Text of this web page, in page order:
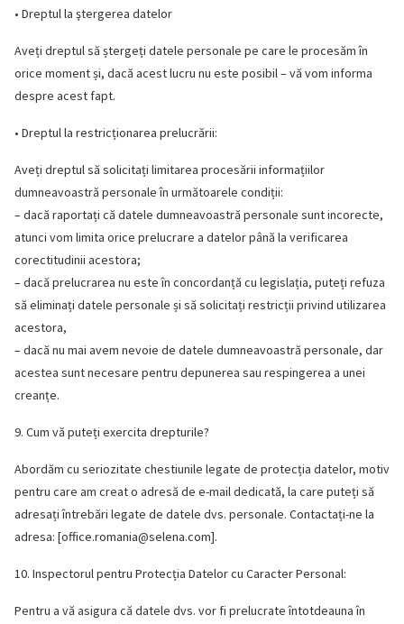
• Dreptul la ştergerea datelor
Aveți dreptul să ștergeți datele personale pe care le procesăm în
orice moment și, dacă acest lucru nu este posibil – vă vom informa
despre acest fapt.
• Dreptul la restricționarea prelucrării:
Aveți dreptul să solicitați limitarea procesării informațiilor
dumneavoastră personale în următoarele condiții:
– dacă raportați că datele dumneavoastră personale sunt incorecte,
atunci vom limita orice prelucrare a datelor până la verificarea
corectitudinii acestora;
– dacă prelucrarea nu este în concordanță cu legislația, puteți refuza
să eliminați datele personale și să solicitați restricții privind utilizarea
acestora,
– dacă nu mai avem nevoie de datele dumneavoastră personale, dar
acestea sunt necesare pentru depunerea sau respingerea a unei
creanțe.
9. Cum vă puteți exercita drepturile?
Abordăm cu seriozitate chestiunile legate de protecția datelor, motiv
pentru care am creat o adresă de e-mail dedicată, la care puteți să
adresați întrebări legate de datele dvs. personale. Contactați-ne la
adresa: [office.romania@selena.com].
10. Inspectorul pentru Protecția Datelor cu Caracter Personal:
Pentru a vă asigura că datele dvs. vor fi prelucrate întotdeauna în